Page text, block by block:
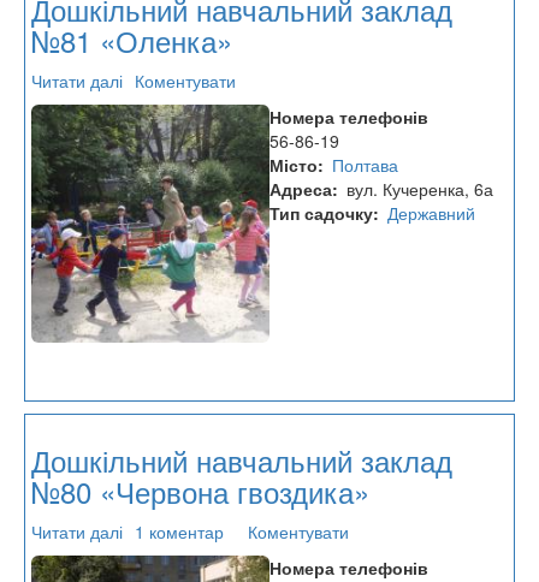
Дошкільний навчальний заклад
№81 «Оленка»
Читати далі про
Дошкільний
навчальний
заклад
№81
«Оленка»
Коментувати
Номера телефонів
56-86-19
Місто
Полтава
Адреса
вул. Кучеренка, 6а
Тип садочку Державний
Дошкільний навчальний заклад
№80 «Червона гвоздика»
Читати далі про
Дошкільний
1 коментар
Коментувати
Номера телефонів